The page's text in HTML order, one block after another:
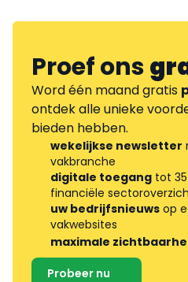
Proef ons
Word één maand gratis
ontdek alle unieke
bieden hebben.
wekelijkse newsletter
vakbranche
digitale toegang tot
financiële
uw bedrijfsnieuws op
vakwebsites
maximale
Probeer nu